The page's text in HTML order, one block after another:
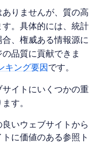
りませんが、質の高
。具体的には、統計
、権威ある情報源に
品質に貢献できま
キング要因 です。
サイトにいくつかの重
す。
良いウェブサイトから
に価値のある参照ト